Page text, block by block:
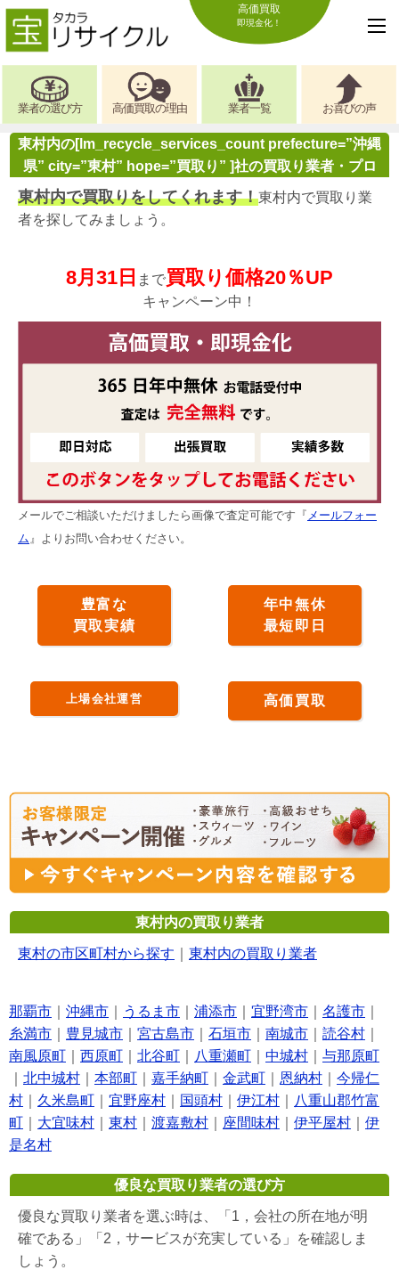
高価買取
即現金化！
業者の選び方 高価買取の理由 業者一覧 お喜びの声
東村内の[lm_recycle_services_count prefecture=”沖縄
県” city=”東村” hope=”買取り” ]社の買取り業者・プロ
東村内で買取りをしてくれます！東村内で買取り業
者を探してみましょう。
8月31日 まで買取り価格20％UP
キャンペーン中！
メールでご相談いただけましたら画像で査定可能です『 メールフォー
ム 』よりお問い合わせください。
豊富な
買取実績
年中無休
最短即日
上場会社運営 高価買取
東村内の買取り業者
東村の市区町村から探す 東村内の買取り業者
那覇市 沖縄市 うるま市 浦添市 宜野湾市 名護市
糸満市
豊見城市 宮古島市 石垣市 南城市 読谷村
南風原町
西原町 北谷町 八重瀬町 中城村
与那原町
北中城村 本部町 嘉手納町 金武町 恩納村
今帰仁
村
久米島町 宜野座村 国頭村 伊江村
八重山郡竹富
町
大宜味村 東村 渡嘉敷村 座間味村 伊平屋村
伊
是名村
優良な買取り業者の選び方
優良な買取り業者を選ぶ時は、「1，会社の所在地が明
確である」「2，サービスが充実している」を確認しま
しょう。